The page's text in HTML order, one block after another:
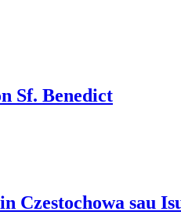
Sf. Benedict
Czestochowa sau